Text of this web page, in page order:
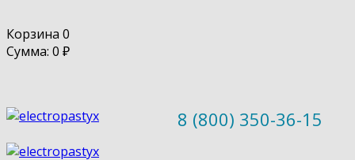
Корзина 0
Сумма: 0 ₽
8 (800) 350-36-15